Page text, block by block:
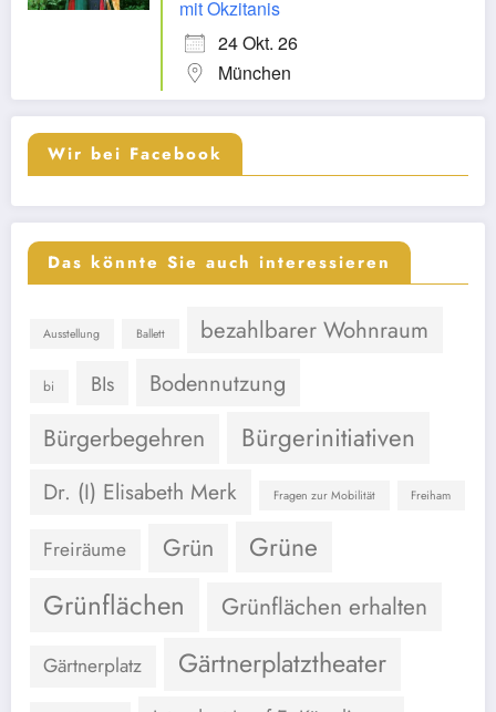
mit Okzitanis
24 Okt. 26
München
Wir bei Facebook
Das könnte Sie auch interessieren
Ausstellung Ballett bezahlbarer Wohnraum
bi BIs Bodennutzung
Bürgerbegehren Bürgerinitiativen
Dr. (I) Elisabeth Merk Fragen zur Mobilität Freiham
Freiräume Grün Grüne
Grünflächen Grünflächen erhalten
Gärtnerplatz Gärtnerplatztheater